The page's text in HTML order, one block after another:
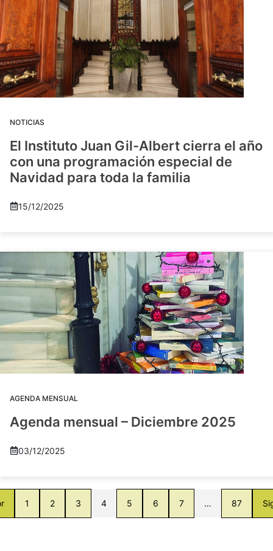
NOTICIAS
El Instituto Juan Gil-Albert cierra el año
con una programación especial de
Navidad para toda la familia
15/12/2025
AGENDA MENSUAL
Agenda mensual – Diciembre 2025
03/12/2025
1 2 3 4 5 6 7 … 87